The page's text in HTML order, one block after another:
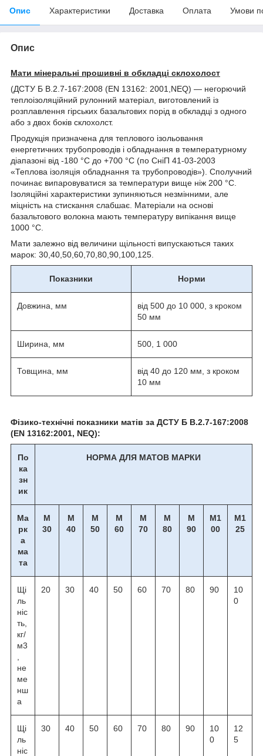
Опис Характеристики Доставка Оплата Умови
Опис
Мати мінеральні прошивні в обкладці склохолост
(ДСТУ Б В.2.7-167:2008 (EN 13162: 2001,NEQ) — негорючий
теплоізоляційний рулонний матеріал, виготовлений із
розплавлення гірських базальтових порід в обкладці з одного
або з двох боків склохолст.
Продукція призначена для теплового ізольовання
енергетичних трубопроводів і обладнання в температурному
діапазоні від -180 °C до +700 °C (по СніП 41-03-2003
«Теплова ізоляція обладнання та трубопроводів»). Сполучний
починає випаровуватися за температури вище ніж 200 °C.
Ізоляційні характеристики зупиняються незмінними, але
міцність на стискання слабшає. Матеріали на основі
базальтового волокна мають температуру випікання вище
1000 °C.
Мати залежно від величини щільності випускаються таких
марок: 30,40,50,60,70,80,90,100,125.
Показники Норми
Довжина, мм
від 500 до 10 000, з кроком
50 мм
Ширина, мм 500, 1 000
Товщина, мм
від 40 до 120 мм, з кроком
10 мм
Фізико-технічні показники матів за ДСТУ Б В.2.7-167:2008
(EN 13162:2001, NEQ):
По
ка
зн
ик
НОРМА ДЛЯ МАТОВ МАРКИ
Ма
рк
а
ма
та
М
30
М
40
М
50
М
60
М
70
М
80
М
90
М1
00
М1
25
Щі
ль
ніс
ть,
кг/
м3
не
ме
нш
а
20 30 40 50 60 70 80 90
10
0
Щі
ль
ніс
30 40 50 60 70 80 90
10
0
12
5